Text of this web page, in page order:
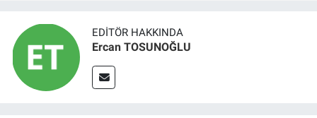
EDITÖR HAKKINDA
Ercan TOSUNOĞLU